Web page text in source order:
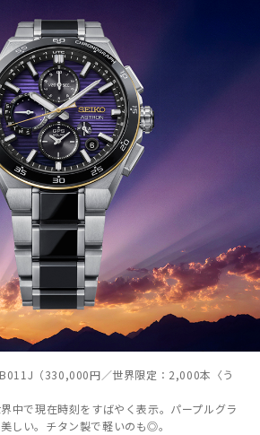
（330,000円／世界限定：2,000本〈う
中で現在時刻をすばやく表示。パープルグラ
しい。チタン製で軽いのも◎。